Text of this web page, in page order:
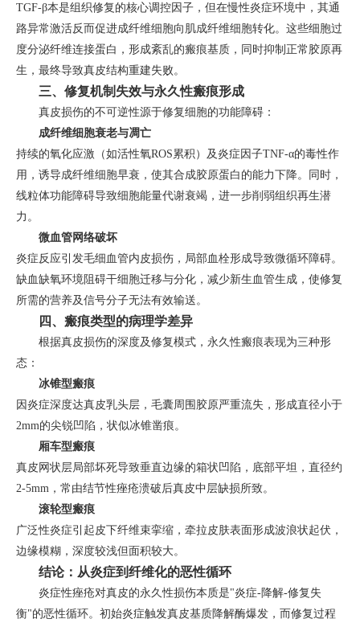
TGF-β本是组织修复的核心调控因子，但在慢性炎症环境中，其通
路异常激活反而促进成纤维细胞向肌成纤维细胞转化。这些细胞过
度分泌纤维连接蛋白，形成紊乱的瘢痕基质，同时抑制正常胶原再
生，最终导致真皮结构重建失败。
三、修复机制失效与永久性瘢痕形成
真皮损伤的不可逆性源于修复细胞的功能障碍：
成纤维细胞衰老与凋亡
持续的氧化应激（如活性氧ROS累积）及炎症因子TNF-α的毒性作
用，诱导成纤维细胞早衰，使其合成胶原蛋白的能力下降。同时，
线粒体功能障碍导致细胞能量代谢衰竭，进一步削弱组织再生潜
力。
微血管网络破坏
炎症反应引发毛细血管内皮损伤，局部血栓形成导致微循环障碍。
缺血缺氧环境阻碍干细胞迁移与分化，减少新生血管生成，使修复
所需的营养及信号分子无法有效输送。
四、瘢痕类型的病理学差异
根据真皮损伤的深度及修复模式，永久性瘢痕表现为三种形
态：
冰锥型瘢痕
因炎症深度达真皮乳头层，毛囊周围胶原严重流失，形成直径小于
2mm的尖锐凹陷，状似冰锥凿痕。
厢车型瘢痕
真皮网状层局部坏死导致垂直边缘的箱状凹陷，底部平坦，直径约
2-5mm，常由结节性痤疮溃破后真皮中层缺损所致。
滚轮型瘢痕
广泛性炎症引起皮下纤维束挛缩，牵拉皮肤表面形成波浪状起伏，
边缘模糊，深度较浅但面积较大。
结论：从炎症到纤维化的恶性循环
炎症性痤疮对真皮的永久性损伤本质是"炎症-降解-修复失
衡"的恶性循环。初始炎症触发真皮基质降解酶爆发，而修复过程